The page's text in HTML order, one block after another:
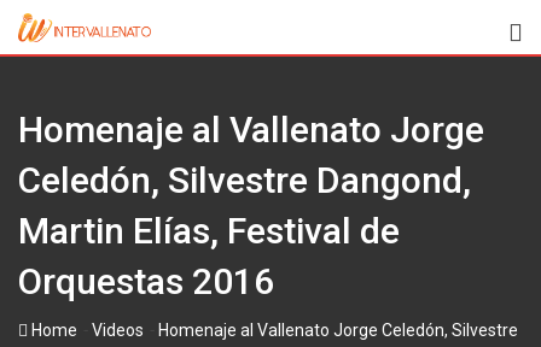
Skip
Homenaje al Vallenato Jorge
Celedón, Silvestre Dangond,
Martin Elías, Festival de
Orquestas 2016
Home Videos
Homenaje al Vallenato Jorge Celedón, Silvestre